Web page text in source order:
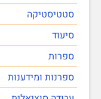
סטטיסטיקה
סיעוד
ספרות
ספרנות ומידענות